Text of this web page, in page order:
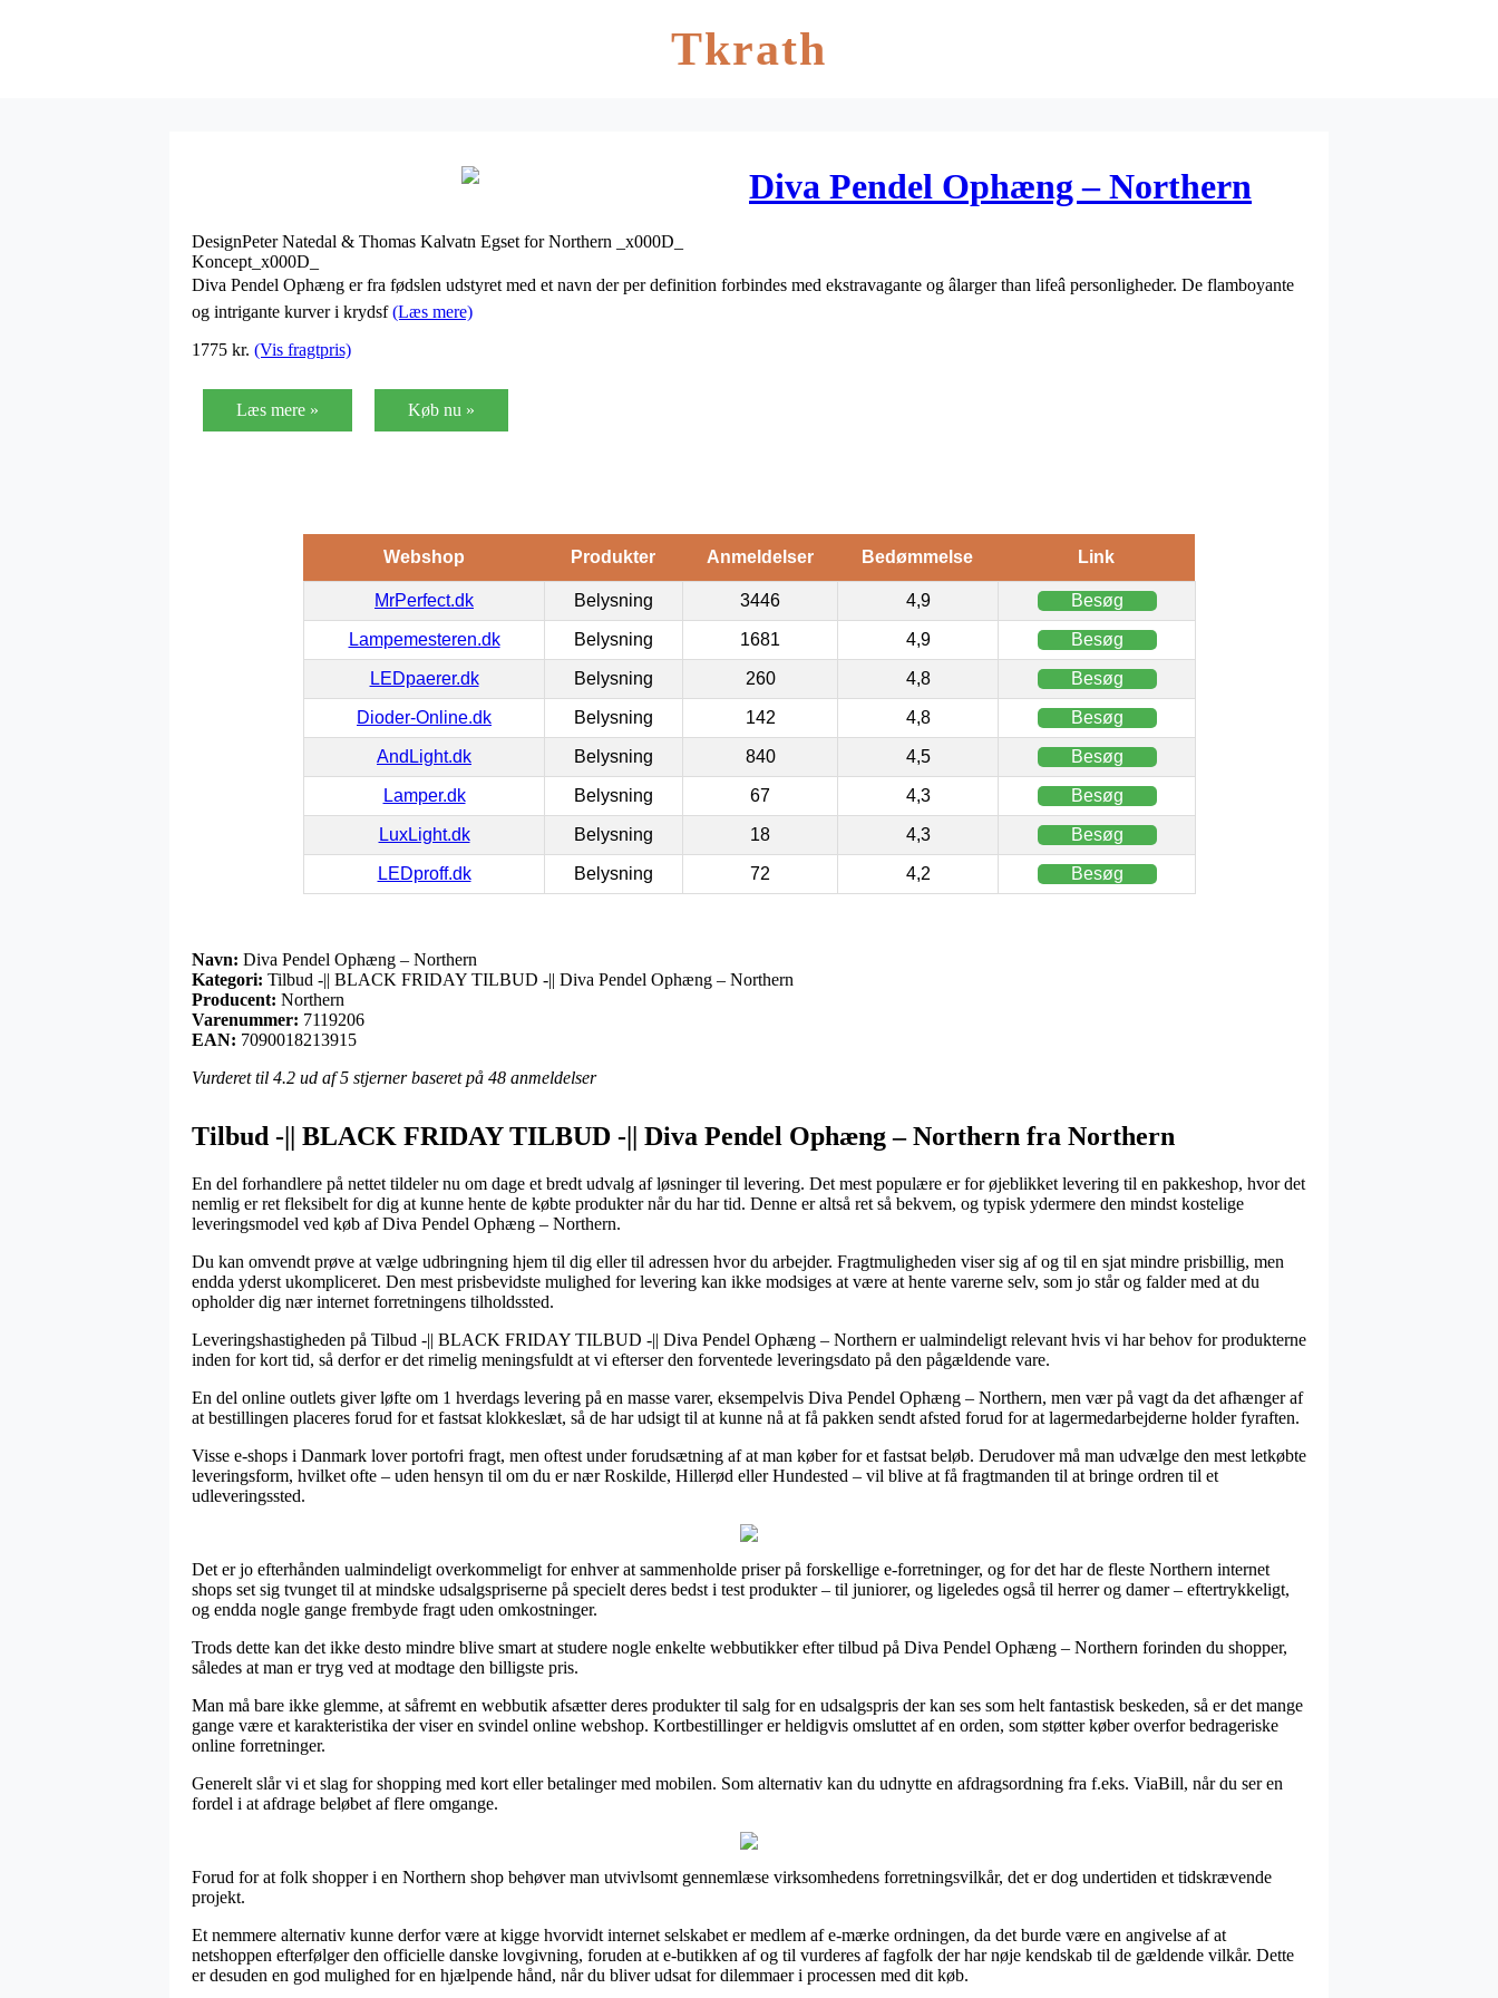
Tkrath
Diva Pendel Ophæng – Northern
DesignPeter Natedal & Thomas Kalvatn Egset for Northern _x000D_
Koncept_x000D_
Diva Pendel Ophæng er fra fødslen udstyret med et navn der per definition forbindes med ekstravagante og âlarger than lifeâ personligheder. De flamboyante
og intrigante kurver i krydsf(Læs mere)
1775 kr. (Vis fragtpris)
Læs mere » Køb nu »
Webshop Produkter Anmeldelser Bedømmelse Link
MrPerfect.dk Belysning 3446 4,9 Besøg
Lampemesteren.dk Belysning 1681 4,9 Besøg
LEDpaerer.dk Belysning 260 4,8 Besøg
Dioder-Online.dk Belysning 142 4,8 Besøg
AndLight.dk Belysning 840 4,5 Besøg
Lamper.dk Belysning 67 4,3 Besøg
LuxLight.dk Belysning 18 4,3 Besøg
LEDproff.dk Belysning 72 4,2 Besøg
Navn: Diva Pendel Ophæng – Northern
Kategori: Tilbud -|| BLACK FRIDAY TILBUD -|| Diva Pendel Ophæng – Northern
Producent: Northern
Varenummer: 7119206
EAN: 7090018213915
Vurderet til 4.2 ud af 5 stjerner baseret på 48 anmeldelser
Tilbud -|| BLACK FRIDAY TILBUD -|| Diva Pendel Ophæng – Northern fra Northern
En del forhandlere på nettet tildeler nu om dage et bredt udvalg af løsninger til levering. Det mest populære er for øjeblikket levering til en pakkeshop, hvor det
nemlig er ret fleksibelt for dig at kunne hente de købte produkter når du har tid. Denne er altså ret så bekvem, og typisk ydermere den mindst kostelige
leveringsmodel ved køb af Diva Pendel Ophæng – Northern.
Du kan omvendt prøve at vælge udbringning hjem til dig eller til adressen hvor du arbejder. Fragtmuligheden viser sig af og til en sjat mindre prisbillig, men
endda yderst ukompliceret. Den mest prisbevidste mulighed for levering kan ikke modsiges at være at hente varerne selv, som jo står og falder med at du
opholder dig nær internet forretningens tilholdssted.
Leveringshastigheden på Tilbud -|| BLACK FRIDAY TILBUD -|| Diva Pendel Ophæng – Northern er ualmindeligt relevant hvis vi har behov for produkterne
inden for kort tid, så derfor er det rimelig meningsfuldt at vi efterser den forventede leveringsdato på den pågældende vare.
En del online outlets giver løfte om 1 hverdags levering på en masse varer, eksempelvis Diva Pendel Ophæng – Northern, men vær på vagt da det afhænger af
at bestillingen placeres forud for et fastsat klokkeslæt, så de har udsigt til at kunne nå at få pakken sendt afsted forud for at lagermedarbejderne holder fyraften.
Visse e-shops i Danmark lover portofri fragt, men oftest under forudsætning af at man køber for et fastsat beløb. Derudover må man udvælge den mest letkøbte
leveringsform, hvilket ofte – uden hensyn til om du er nær Roskilde, Hillerød eller Hundested – vil blive at få fragtmanden til at bringe ordren til et
udleveringssted.
Det er jo efterhånden ualmindeligt overkommeligt for enhver at sammenholde priser på forskellige e-forretninger, og for det har de fleste Northern internet
shops set sig tvunget til at mindske udsalgspriserne på specielt deres bedst i test produkter – til juniorer, og ligeledes også til herrer og damer – eftertrykkeligt,
og endda nogle gange frembyde fragt uden omkostninger.
Trods dette kan det ikke desto mindre blive smart at studere nogle enkelte webbutikker efter tilbud på Diva Pendel Ophæng – Northern forinden du shopper,
således at man er tryg ved at modtage den billigste pris.
Man må bare ikke glemme, at såfremt en webbutik afsætter deres produkter til salg for en udsalgspris der kan ses som helt fantastisk beskeden, så er det mange
gange være et karakteristika der viser en svindel online webshop. Kortbestillinger er heldigvis omsluttet af en orden, som støtter køber overfor bedrageriske
online forretninger.
Generelt slår vi et slag for shopping med kort eller betalinger med mobilen. Som alternativ kan du udnytte en afdragsordning fra f.eks. ViaBill, når du ser en
fordel i at afdrage beløbet af flere omgange.
Forud for at folk shopper i en Northern shop behøver man utvivlsomt gennemlæse virksomhedens forretningsvilkår, det er dog undertiden et tidskrævende
projekt.
Et nemmere alternativ kunne derfor være at kigge hvorvidt internet selskabet er medlem af e-mærke ordningen, da det burde være en angivelse af at
netshoppen efterfølger den officielle danske lovgivning, foruden at e-butikken af og til vurderes af fagfolk der har nøje kendskab til de gældende vilkår. Dette
er desuden en god mulighed for en hjælpende hånd, når du bliver udsat for dilemmaer i processen med dit køb.